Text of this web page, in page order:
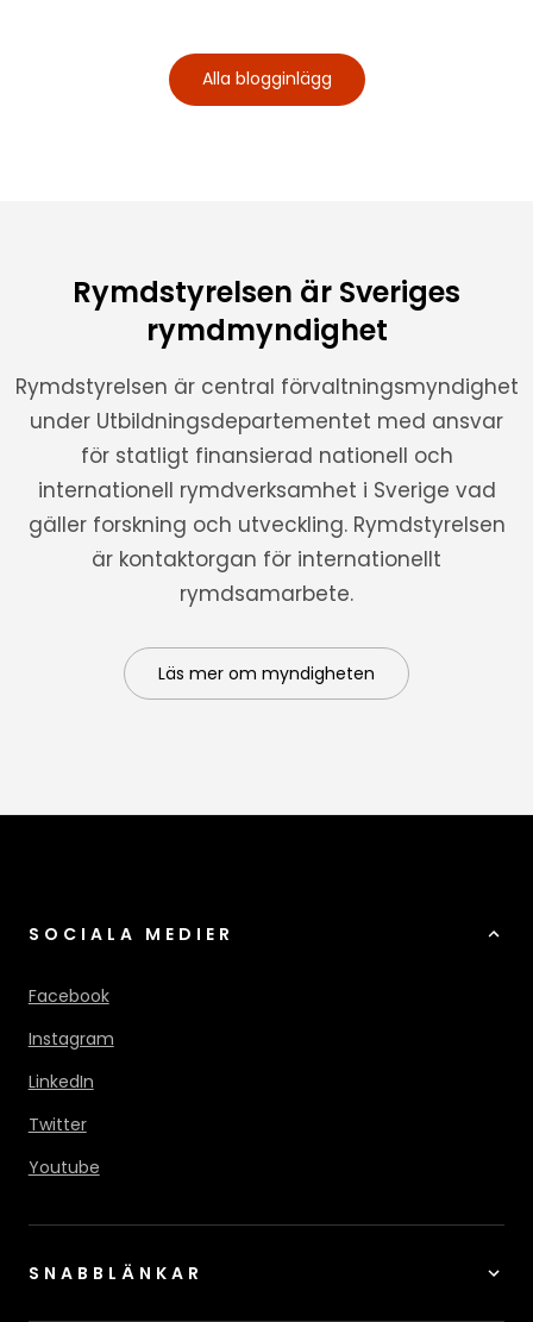
Alla blogginlägg
Rymdstyrelsen är Sveriges
rymdmyndighet
Rymdstyrelsen är central förvaltningsmyndighet
under Utbildningsdepartementet med ansvar
för statligt finansierad nationell och
internationell rymdverksamhet i Sverige vad
gäller forskning och utveckling. Rymdstyrelsen
är kontaktorgan för internationellt
rymdsamarbete.
Läs mer om myndigheten
SOCIALA MEDIER
Facebook
Instagram
LinkedIn
Twitter
Youtube
SNABBLÄNKAR